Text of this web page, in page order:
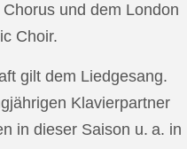
und dem London
Choir.
gilt dem Liedgesang.
Klavierpartner
in dieser Saison u. a. in